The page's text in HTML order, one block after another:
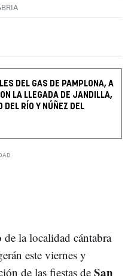
DEL GAS DE PAMPLONA, A
LA LLEGADA DE JANDILLA,
DEL RÍO Y NÚÑEZ DEL
la localidad cántabra
este viernes y
de las fiestas de San